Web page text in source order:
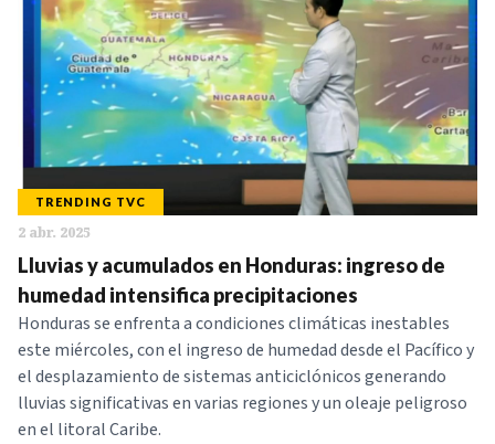
TRENDING TVC
2 abr. 2025
Lluvias y acumulados en Honduras: ingreso de
humedad intensifica precipitaciones
Honduras se enfrenta a condiciones climáticas inestables
este miércoles, con el ingreso de humedad desde el Pacífico y
el desplazamiento de sistemas anticiclónicos generando
lluvias significativas en varias regiones y un oleaje peligroso
en el litoral Caribe.